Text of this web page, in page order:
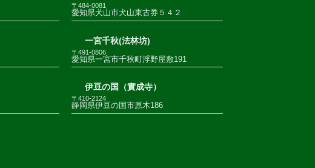
〒484-0081
愛知県犬山市犬山東古券５４２
一宮千秋(法林坊)
〒491-0806
愛知県一宮市千秋町浮野屋敷191
伊豆の国（實成寺）
〒410-2124
静岡県伊豆の国市原木186